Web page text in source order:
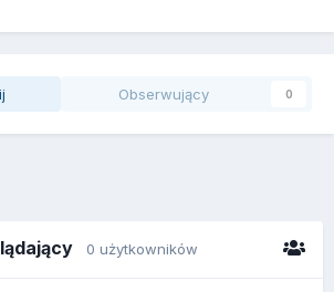
Obserwujący 0
0 użytkowników